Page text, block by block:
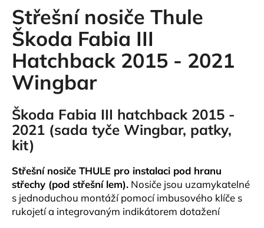
produktu
je
0,0
z
5
hvězdiček.
Střešní nosiče Thule
Škoda Fabia III
Hatchback 2015 - 2021
Wingbar
Škoda Fabia III hatchback 2015 -
2021 (sada tyče Wingbar, patky,
kit)
Střešní nosiče THULE pro instalaci pod hranu
střechy (pod střešní lem). Nosiče jsou uzamykatelné
s jednoduchou montáží pomocí imbusového klíče s
rukojetí a integrovaným indikátorem dotažení
D
o
p
o
r
u
č
j
e
m
e
AUTOBOX
THULE
FORCE
3